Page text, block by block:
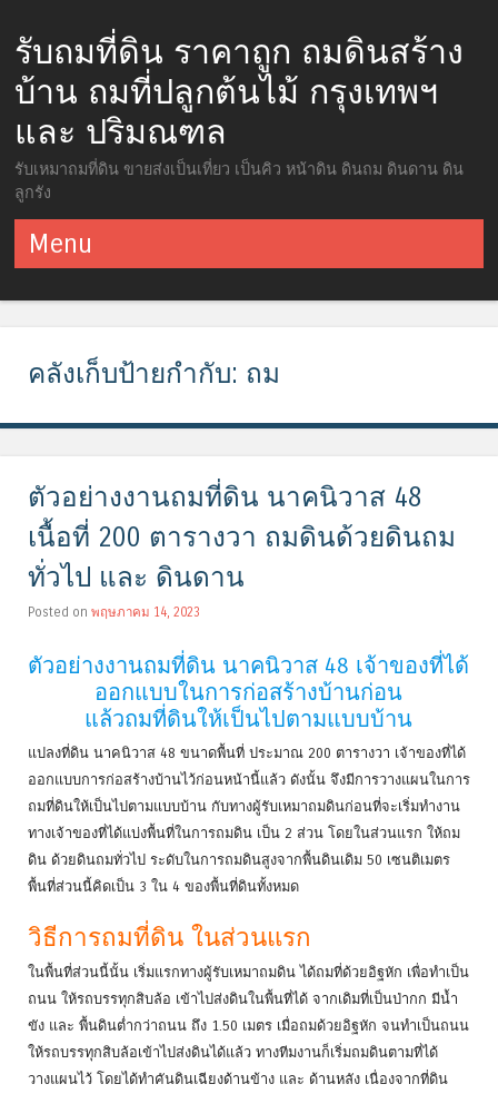
รับถมที่ดิน ราคาถูก ถมดินสร้าง
บ้าน ถมที่ปลูกต้นไม้ กรุงเทพฯ
และ ปริมณฑล
รับเหมาถมที่ดิน ขายส่งเป็นเที่ยว เป็นคิว หน้าดิน ดินถม ดินดาน ดิน
ลูกรัง
Menu
คลังเก็บป้ายกำกับ: ถม
ตัวอย่างงานถมที่ดิน นาคนิวาส 48
เนื้อที่ 200 ตารางวา ถมดินด้วยดินถม
ทั่วไป และ ดินดาน
Posted on พฤษภาคม 14, 2023
ตัวอย่างงานถมที่ดิน นาคนิวาส 48 เจ้าของที่ได้
ออกแบบในการก่อสร้างบ้านก่อน
แล้วถมที่ดินให้เป็นไปตามแบบบ้าน
แปลงที่ดิน นาคนิวาส 48 ขนาดพื้นที่ ประมาณ 200 ตารางวา เจ้าของที่ได้
ออกแบบการก่อสร้างบ้านไว้ก่อนหน้านี้แล้ว ดังนั้น จึงมีการวางแผนในการ
ถมที่ดินให้เป็นไปตามแบบบ้าน กับทางผู้รับเหมาถมดินก่อนที่จะเริ่มทำงาน
ทางเจ้าของที่ได้แบ่งพื้นที่ในการถมดิน เป็น 2 ส่วน โดยในส่วนแรก ให้ถม
ดิน ด้วยดินถมทั่วไป ระดับในการถมดินสูงจากพื้นดินเดิม 50 เซนติเมตร
พื้นที่ส่วนนี้คิดเป็น 3 ใน 4 ของพื้นที่ดินทั้งหมด
วิธีการถมที่ดิน ในส่วนแรก
ในพื้นที่ส่วนนี้นั้น เริ่มแรกทางผู้รับเหมาถมดิน ได้ถมที่ด้วยอิฐหัก เพื่อทำเป็น
ถนน ให้รถบรรทุกสิบล้อ เข้าไปส่งดินในพื้นที่ได้ จากเดิมที่เป็นป่ากก มีน้ำ
ขัง และ พื้นดินต่ำกว่าถนน ถึง 1.50 เมตร เมื่อถมด้วยอิฐหัก จนทำเป็นถนน
ให้รถบรรทุกสิบล้อเข้าไปส่งดินได้แล้ว ทางทีมงานก็เริ่มถมดินตามที่ได้
วางแผนไว้ โดยได้ทำคันดินเฉียงด้านข้าง และ ด้านหลัง เนื่องจากที่ดิน